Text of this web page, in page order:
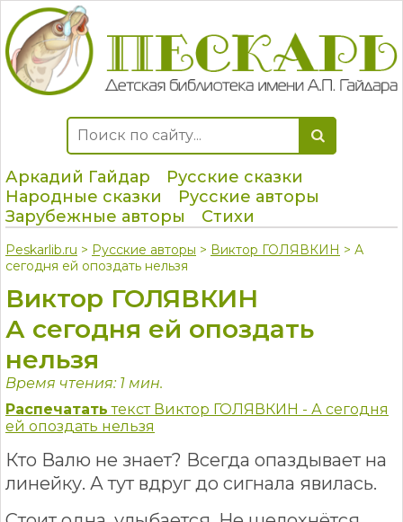
Аркадий Гайдар
Русские сказки
Народные сказки
Русские авторы
Зарубежные авторы
Стихи
Peskarlib.ru > Русские авторы > Виктор ГОЛЯВКИН > А
сегодня ей опоздать нельзя
Виктор ГОЛЯВКИН
А сегодня ей опоздать
нельзя
Время чтения: 1 мин.
Распечатать текст Виктор ГОЛЯВКИН - А сегодня
ей опоздать нельзя
Кто Валю не знает? Всегда опаздывает на
линейку. А тут вдруг до сигнала явилась.